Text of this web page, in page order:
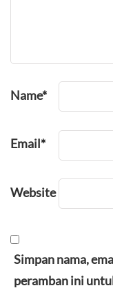
Name*
Email*
Website
Simpan nama,
peramban ini